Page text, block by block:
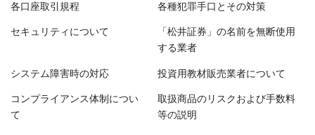
各口座取引規程 各種犯罪手口とその対策
セキュリティについて 「松井証券」の名前を無断使用
する業者
システム障害時の対応 投資用教材販売業者について
コンプライアンス体制につい
て
取扱商品のリスクおよび手数料
等の説明